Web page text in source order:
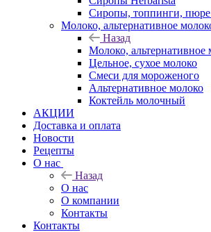
Сиропы, топпинги, пюре
Молоко, альтернативное
Назад
Молоко, альтернативное
Цельное, сухое молоко
Смеси для мороженого
Альтернативное молоко
Коктейль молочный
АКЦИИ
Доставка и оплата
Новости
Рецепты
О нас
Назад
О нас
О компании
Контакты
Контакты